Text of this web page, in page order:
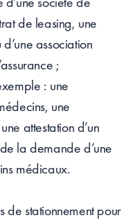
de leasing, une
association
;
: une
une
attestation d’un
la demande d’une
médicaux.
de stationnement pour